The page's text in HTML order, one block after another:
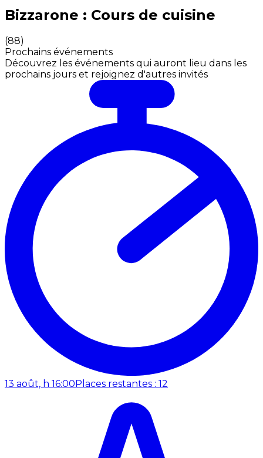
Expériences culinaires inoubliables : Expériences
Bizzarone : Cours de cuisine
(88)
Prochains événements
Découvrez les événements qui auront lieu dans les
prochains jours et rejoignez d'autres invités
13 août, h 16:00 Places restantes : 12